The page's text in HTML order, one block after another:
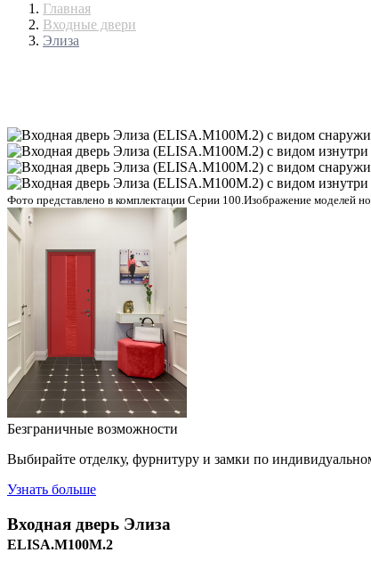
Главная
Входные двери
Элиза
Фото представлено в комплектации Серии 100.Изображение моделей
Безграничные возможности
Выбирайте отделку, фурнитуру и замки по
Узнать больше
Входная дверь Элиза
ELISA.M100M.2